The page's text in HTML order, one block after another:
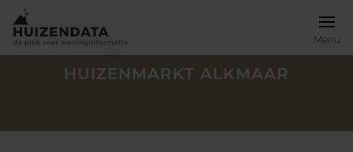
Menu
HUIZENMARKT ALKMAAR